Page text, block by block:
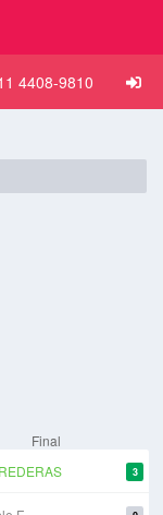
4408-9810
Final
3